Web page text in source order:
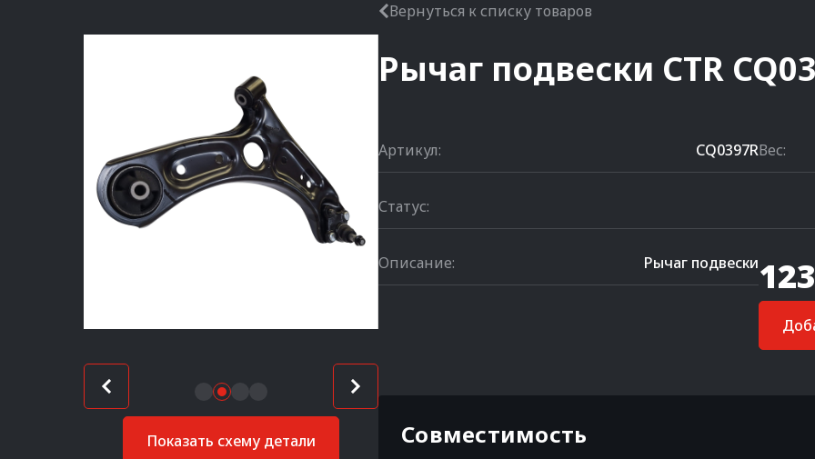
Показать схему детали
Вернуться к списку товаров
Рычаг подвески CTR
Артикул: CQ0397RВес:
Статус:
Описание: Рычаг подвески
Совместимость